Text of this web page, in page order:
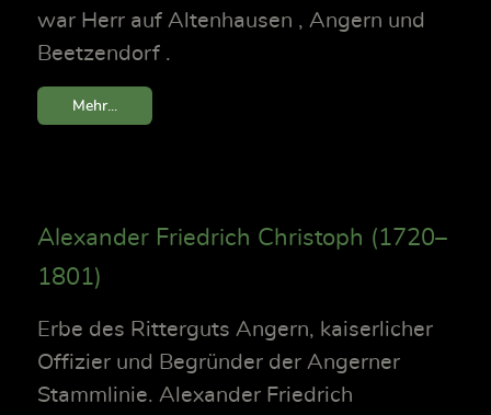
war Herr auf Altenhausen , Angern und
Beetzendorf .
Mehr...
Alexander Friedrich Christoph (1720–
1801)
Erbe des Ritterguts Angern, kaiserlicher
Offizier und Begründer der Angerner
Stammlinie. Alexander Friedrich